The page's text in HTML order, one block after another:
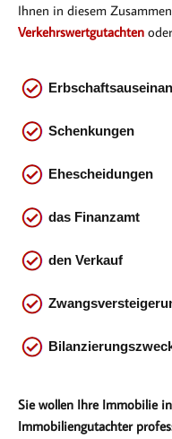
Ihnen in diesem
Verkehrswertgutachten oder
Schenkungen
Ehescheidungen
das Finanzamt
den Verkauf
Sie wollen Ihre Immobilie
Immobiliengutachter